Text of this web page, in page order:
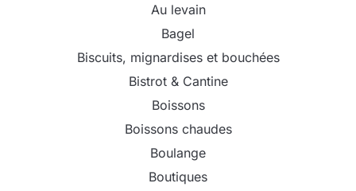
Au levain
Bagel
Biscuits, mignardises et bouchées
Bistrot & Cantine
Boissons
Boissons chaudes
Boulange
Boutiques